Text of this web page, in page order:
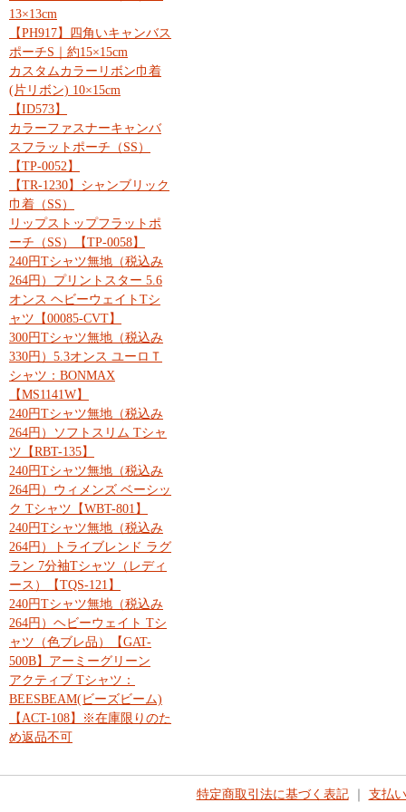
13×13cm
【PH917】四角いキャンバス
ポーチS｜約15×15cm
カスタムカラーリボン巾着
(片リボン) 10×15cm
【ID573】
カラーファスナーキャンバ
スフラットポーチ（SS）
【TP-0052】
【TR-1230】シャンブリック
巾着（SS）
リップストップフラットポ
ーチ（SS）【TP-0058】
240円Tシャツ無地（税込み
264円）プリントスター 5.6
オンス ヘビーウェイトTシ
ャツ【00085-CVT】
300円Tシャツ無地（税込み
330円）5.3オンス ユーロＴ
シャツ：BONMAX
【MS1141W】
240円Tシャツ無地（税込み
264円）ソフトスリム Tシャ
ツ【RBT-135】
240円Tシャツ無地（税込み
264円）ウィメンズ ベーシッ
ク Tシャツ【WBT-801】
240円Tシャツ無地（税込み
264円）トライブレンド ラグ
ラン 7分袖Tシャツ（レディ
ース）【TQS-121】
240円Tシャツ無地（税込み
264円）ヘビーウェイト Tシ
ャツ（色ブレ品）【GAT-
500B】アーミーグリーン
アクティブ Tシャツ：
BEESBEAM(ビーズビーム)
【ACT-108】※在庫限りのた
め返品不可
特定商取引法に基づく表記｜ 支払